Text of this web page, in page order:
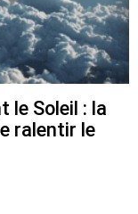
le Soleil : la
ralentir le